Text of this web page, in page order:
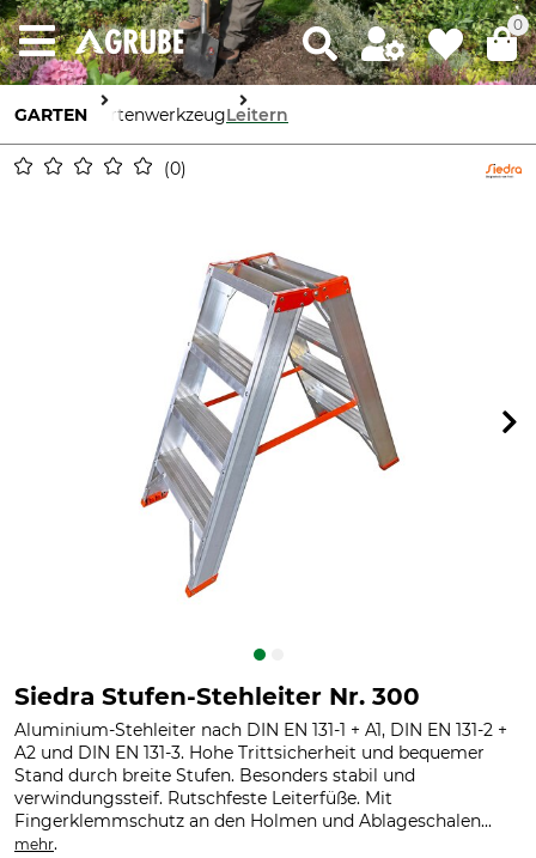
0
GARTEN GartenwerkzeugLeitern
0
Siedra Stufen-Stehleiter Nr. 300
Aluminium-Stehleiter nach DIN EN 131-1 + A1, DIN EN 131-2 +
A2 und DIN EN 131-3. Hohe Trittsicherheit und bequemer
Stand durch breite Stufen. Besonders stabil und
verwindungssteif. Rutschfeste Leiterfüße. Mit
Fingerklemmschutz an den Holmen und Ablageschalen...
mehr.